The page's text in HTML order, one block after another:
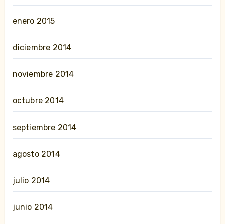
enero 2015
diciembre 2014
noviembre 2014
octubre 2014
septiembre 2014
agosto 2014
julio 2014
junio 2014